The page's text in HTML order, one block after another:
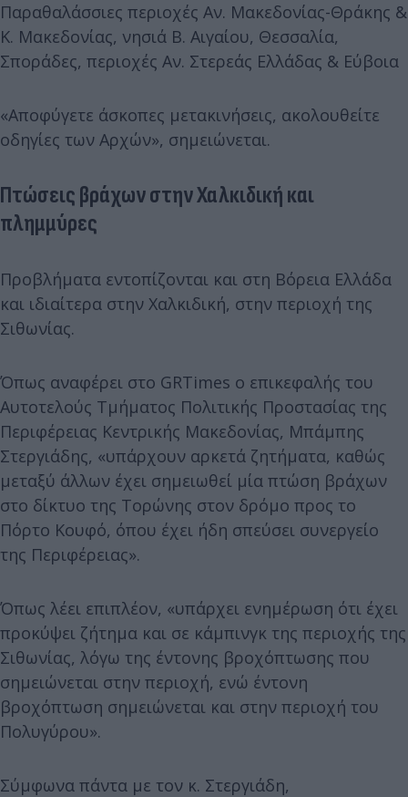
Παραθαλάσσιες περιοχές Αν. Μακεδονίας-Θράκης &
Κ. Μακεδονίας, νησιά Β. Αιγαίου, Θεσσαλία,
Σποράδες, περιοχές Αν. Στερεάς Ελλάδας & Εύβοια
«Αποφύγετε άσκοπες μετακινήσεις, ακολουθείτε
οδηγίες των Αρχών», σημειώνεται.
Πτώσεις βράχων στην Χαλκιδική και
πλημμύρες
Προβλήματα εντοπίζονται και στη Βόρεια Ελλάδα
και ιδιαίτερα στην Χαλκιδική, στην περιοχή της
Σιθωνίας.
Όπως αναφέρει στο GRTimes ο επικεφαλής του
Αυτοτελούς Τμήματος Πολιτικής Προστασίας της
Περιφέρειας Κεντρικής Μακεδονίας, Μπάμπης
Στεργιάδης, «υπάρχουν αρκετά ζητήματα, καθώς
μεταξύ άλλων έχει σημειωθεί μία πτώση βράχων
στο δίκτυο της Τορώνης στον δρόμο προς το
Πόρτο Κουφό, όπου έχει ήδη σπεύσει συνεργείο
της Περιφέρειας».
Όπως λέει επιπλέον, «υπάρχει ενημέρωση ότι έχει
προκύψει ζήτημα και σε κάμπινγκ της περιοχής της
Σιθωνίας, λόγω της έντονης βροχόπτωσης που
σημειώνεται στην περιοχή, ενώ έντονη
βροχόπτωση σημειώνεται και στην περιοχή του
Πολυγύρου».
Σύμφωνα πάντα με τον κ. Στεργιάδη,